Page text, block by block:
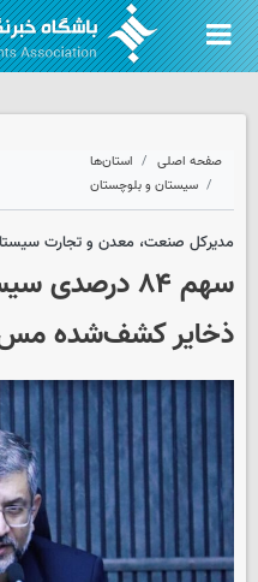
صفحه اصلی
استان‌ها
سیستان و بلوچستان
مدیرکل صنعت، معدن و تجارت
سهم ۸۴
ذخایر کشف‌شده